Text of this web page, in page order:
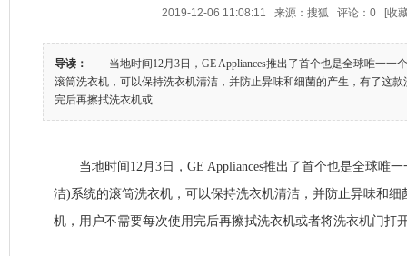
2019-12-06 11:08:11 来源：搜狐 评论： 0 [收
导读：
当地时间12月3日，GE Appliances推出了首个也是全球唯一一
滚筒洗衣机，可以保持洗衣机清洁，并防止异味和细菌的产生，有了这
完后再擦拭洗衣机或
当地时间12月3日，GE Appliances推出了首个也是全球唯一
洁)系统的滚筒洗衣机，可以保持洗衣机清洁，并防止异味和细
机，用户不需要每次使用完后再擦拭洗衣机或者将洗衣机门打